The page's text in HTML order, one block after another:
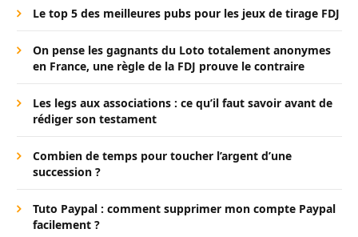
Le top 5 des meilleures pubs pour les jeux de tirage FDJ
On pense les gagnants du Loto totalement anonymes
en France, une règle de la FDJ prouve le contraire
Les legs aux associations : ce qu’il faut savoir avant de
rédiger son testament
Combien de temps pour toucher l’argent d’une
succession ?
Tuto Paypal : comment supprimer mon compte Paypal
facilement ?